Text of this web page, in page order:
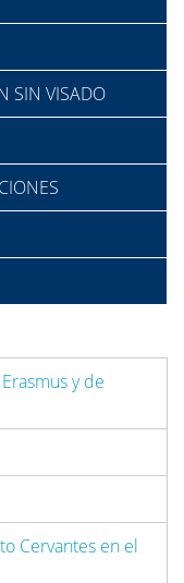
SIN VISADO
y de
Cervantes en el